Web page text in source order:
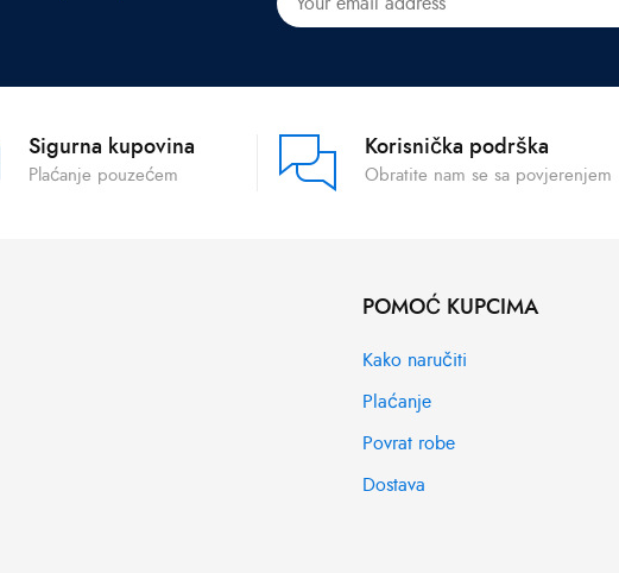
Sigurna kupovina
Plaćanje pouzećem
Korisnička podrška
Obratite nam se sa povjerenjem
POMOĆ KUPCIMA
Kako naručiti
Plaćanje
Povrat robe
Dostava